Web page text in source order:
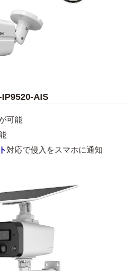
AIS
可能
対応で侵入をスマホに通知